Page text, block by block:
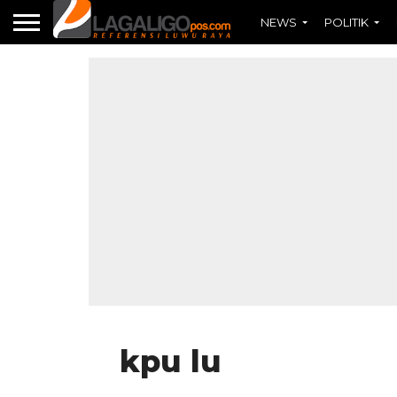
NEWS POLITIK
kpu lu